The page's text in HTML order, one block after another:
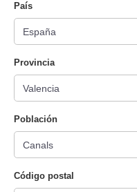
País
Provincia
Población
Código postal